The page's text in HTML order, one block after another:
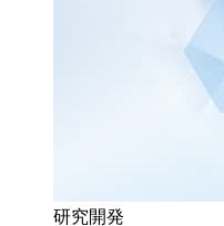
研究開発